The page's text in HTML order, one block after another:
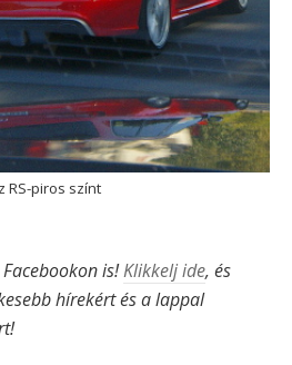
RS-piros színt
is!Klikkelj ide, és
hírekért és a lappal